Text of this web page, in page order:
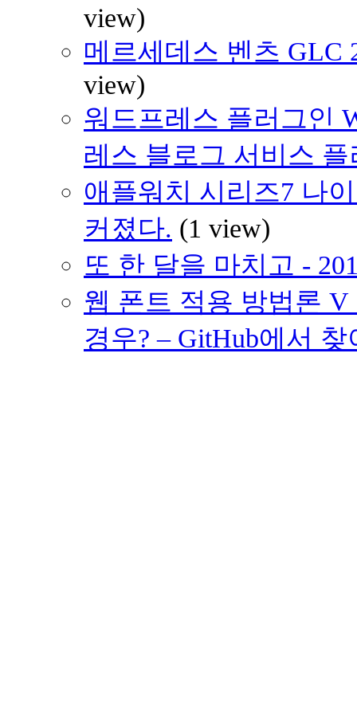
view)
메르세데스 벤츠 GLC
view)
워드프레스 플러그인
레스 블로그 서비스 플
애플워치 시리즈7 나
커졌다. (1 view)
또 한 달을 마치고 -
웹 폰트 적용 방법론
경우? – GitHub에서 찾